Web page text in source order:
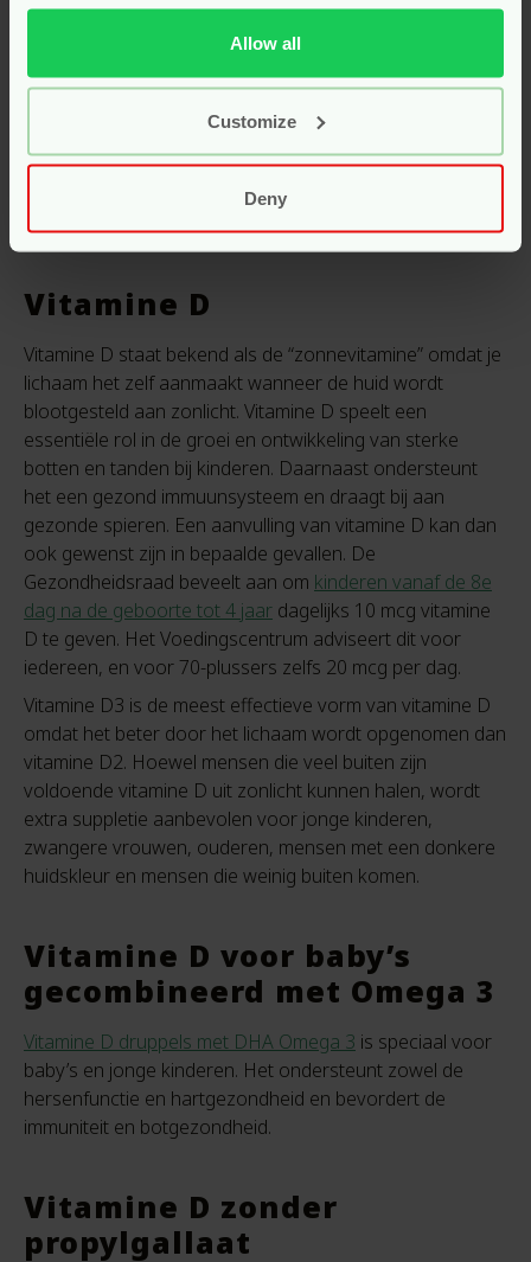
Allow all
Customize
Deny
groei en ontwikkeling op een veilige en milde manier. Kies
voor een gezonde aanvulling op de voeding van je
kleintje met onze biologische en kindvriendelijke
in te nemen zijn. Geef je kind de beste start met de juiste
vitamines en mineralen voor een gezond en energiek
leven!
Vitamine D
Vitamine D staat bekend als de “zonnevitamine” omdat je
lichaam het zelf aanmaakt wanneer de huid wordt
blootgesteld aan zonlicht. Vitamine D speelt een
essentiële rol in de groei en ontwikkeling van sterke
botten en tanden bij kinderen. Daarnaast ondersteunt
het een gezond immuunsysteem en draagt bij aan
gezonde spieren. Een aanvulling van vitamine D kan dan
ook gewenst zijn in bepaalde gevallen. De
Gezondheidsraad beveelt aan om kinderen vanaf de 8e
dag na de geboorte tot 4 jaar dagelijks 10 mcg vitamine
D te geven. Het Voedingscentrum adviseert dit voor
iedereen, en voor 70-plussers zelfs 20 mcg per dag.
Vitamine D3 is de meest effectieve vorm van vitamine D
omdat het beter door het lichaam wordt opgenomen dan
vitamine D2. Hoewel mensen die veel buiten zijn
voldoende vitamine D uit zonlicht kunnen halen, wordt
extra suppletie aanbevolen voor jonge kinderen,
zwangere vrouwen, ouderen, mensen met een donkere
huidskleur en mensen die weinig buiten komen.
Vitamine D voor baby’s
gecombineerd met Omega 3
Vitamine D druppels met DHA Omega 3 is speciaal voor
baby’s en jonge kinderen. Het ondersteunt zowel de
hersenfunctie en hartgezondheid en bevordert de
immuniteit en botgezondheid.
Vitamine D zonder
propylgallaat